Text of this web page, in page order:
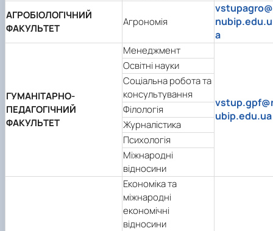
АГРОБІОЛОГІЧНИЙ
ФАКУЛЬТЕТ
Агрономія
vstupagro@
nubip.edu.u
a
ГУМАНІТАРНО-
ПЕДАГОГІЧНИЙ
ФАКУЛЬТЕТ
Менеджмент
ubip.edu.ua
Освітні науки
Соціальна робота та
консультування
Філологія
Журналістика
Психологія
Міжнародні
відносини
Економіка та
міжнародні
економічні
відносини